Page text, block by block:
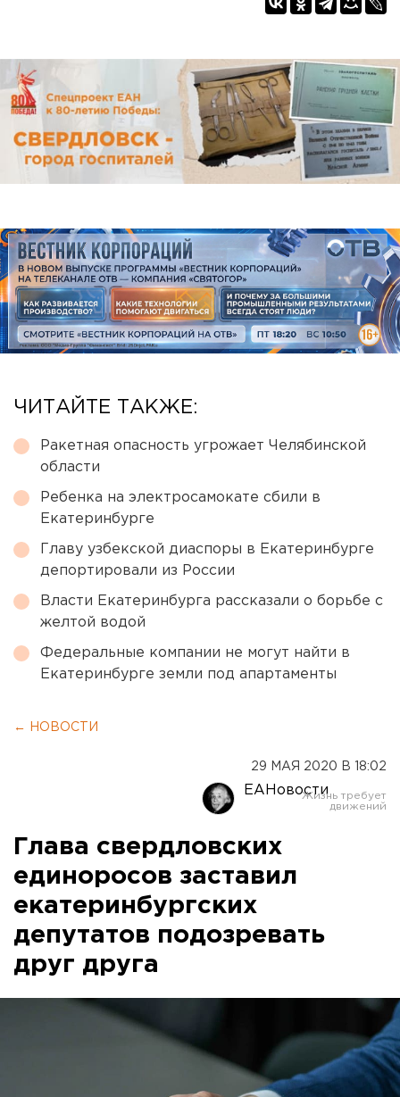
ЧИТАЙТЕ ТАКЖЕ:
Ракетная опасность угрожает Челябинской
области
Ребенка на электросамокате сбили в
Екатеринбурге
Главу узбекской диаспоры в Екатеринбурге
депортировали из России
Власти Екатеринбурга рассказали о борьбе с
желтой водой
Федеральные компании не могут найти в
Екатеринбурге земли под апартаменты
← НОВОСТИ
29 МАЯ 2020 В 18:02
ЕАНовости
Глава свердловских
единоросов заставил
екатеринбургских
депутатов подозревать
друг друга